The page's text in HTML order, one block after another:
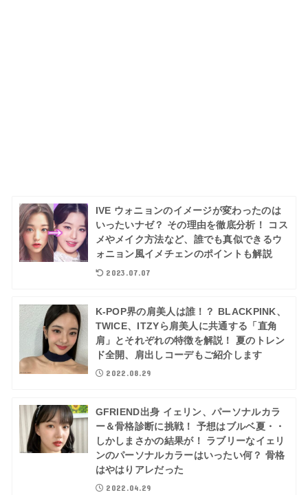
IVE ウォニョンのイメージが変わったのは
いったいナゼ？ その理由を徹底分析！ コス
メやメイク方法など、誰でも真似できるウ
ォニョン風イメチェンのポイントも解説
2023.07.07
K-POP界の肩美人は誰！？ BLACKPINK、
TWICE、ITZYら肩美人に共通する「直角
肩」とそれぞれの特徴を解説！ 夏のトレン
ド全開、肩出しコーデもご紹介します
2022.08.29
GFRIEND出身 イェリン、パーソナルカラ
ー＆骨格診断に挑戦！ 予想はブルベ夏・・
しかしまさかの結果が！ ラブリーなイェリ
ンのパーソナルカラーはいったい何？ 骨格
はやはりアレだった
2022.04.29